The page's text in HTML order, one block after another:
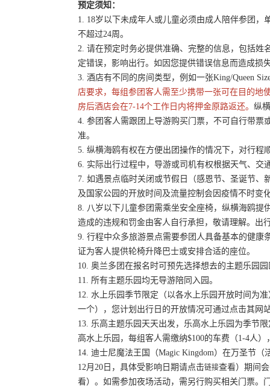
预定须知：
1. 18岁以下未成年人或儿童必须由成人陪伴参团
不超过24周。
2. 请在预定时务必提供准确、完整的信息，包括
定错误，影响出行。如因您提供错误信息而造成损
3. 酒店有不同的房间类型，例如一张King/Queen
店要求，每组参团客人需至少携带一张可在目的地
房后酒店会在7-14个工作日内将押金原路返还。 纵
4. 参团客人需跟团上导游购买门票，不可自行带票
准。
5. 纵横海鸥有权在方便出团操作的情况下，对行
6. 实际出行过程中，导游或司机有权根据天气、
7. 如遇景点临时关闭或节假日（感恩节、圣诞节
及国家公园的开放时间及流量控制会因疫情不时变
8. 八岁以下儿童参团需乘坐安全座椅，纵横海鸥提
造成的违规和罚金由客人自行承担，敬请理解。出
9. 行程中众多旅游景点需要参团人具备基本的健
证为客人提供轮椅升降巴士或安排合适的座位。
10. 奥兰多团在报名时可预先选择想去的主题乐园
11. 所有主题乐园均无导游陪同入园。
12. 水上乐园季节限定（以各水上乐园开放时间为
一个），您计划出行日的开放情况可通过点击其网
13. 乐高主题乐园天天出发，乐高水上乐园为季节
高水上乐园，每组客人需缴纳$100的车费（1-4人
14. 迪士尼魔法王国（Magic Kingdom）在万圣节
12月20日，具体受影响日期请点击链接查看）期间
看）。如需参加夜场活动，需另行购买相关门票。